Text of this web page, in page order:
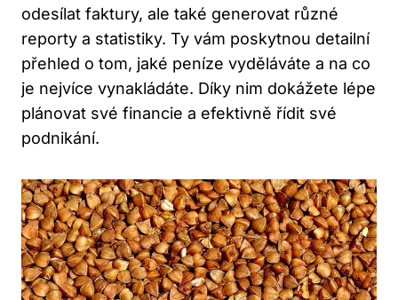
odesílat faktury, ale také generovat různé
reporty a statistiky. Ty vám poskytnou detailní
přehled o tom, jaké peníze vyděláváte a na co
je nejvíce vynakládáte. Díky nim dokážete lépe
plánovat své financie a efektivně řídit své
podnikání.